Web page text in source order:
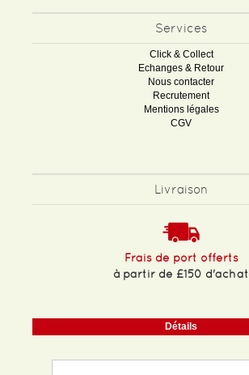
Services
Click & Collect
Echanges & Retour
Nous contacter
Recrutement
Mentions légales
CGV
Livraison
Frais de port offerts
à partir de £150 d'achat
Détails